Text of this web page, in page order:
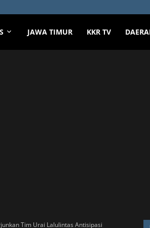
JAWA TIMUR KKR TV
Tim Urai Lalulintas Antisipasi